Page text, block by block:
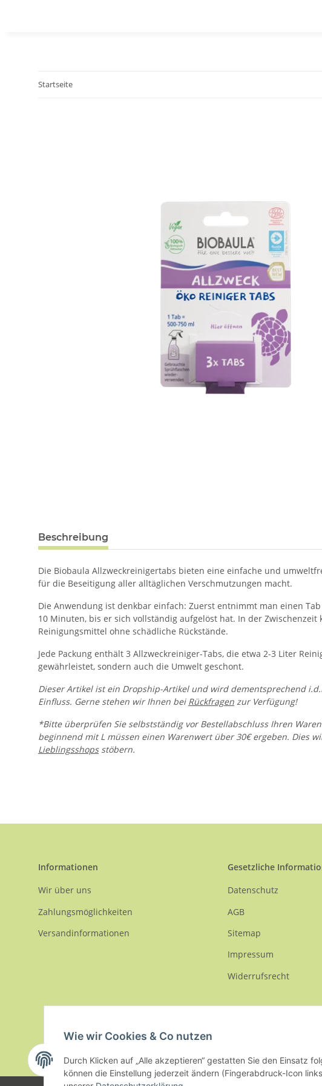
Startseite
Beschreibung
Die Biobaula Allzweckreinigertabs bieten eine einfache und
für die Beseitigung aller alltäglichen Verschmutzungen macht.
Die Anwendung ist denkbar einfach: Zuerst entnimmt man einen
10 Minuten, bis er sich vollständig aufgelöst hat. In der
Reinigungsmittel ohne schädliche Rückstände.
Jede Packung enthält 3 Allzweckreiniger-Tabs, die etwa 2-3 Liter
gewährleistet, sondern auch die Umwelt geschont.
Dieser Artikel ist ein Dropship-Artikel und wird dementsprechend
Einfluss. Gerne stehen wir Ihnen bei Rückfragen zur Verfügung!
*Bitte überprüfen Sie selbstständig vor Bestellabschluss Ihren
beginnend mit L müssen einen Warenwert über 30€ ergeben. Dies
Lieblingsshopsstöbern.
Informationen
Wir über uns
Zahlungsmöglichkeiten
Versandinformationen
Gesetzliche
Datenschutz
AGB
Sitemap
Impressum
Widerrufsrecht
* Alle Preise inkl. gesetzlicher USt., zzgl.Versand
Wie wir Cookies & Co nutzen
Durch Klicken auf „Alle akzeptieren“ gestatten Sie den Einsatz
können die Einstellung jederzeit ändern (Fingerabdruck-Icon